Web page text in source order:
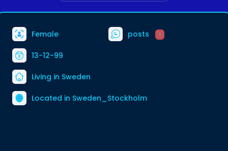
Female posts 1
13-12-99
Living in Sweden
Located in Sweden_Stockholm